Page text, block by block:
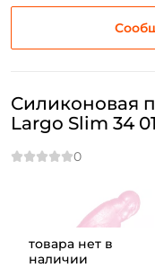
товара нет в
наличии
Силиконовая
Largo Slim 34